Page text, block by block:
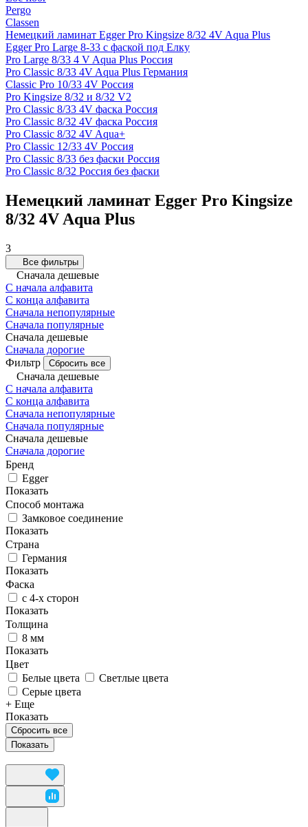
Pergo
Classen
Немецкий ламинат Egger Pro Kingsize 8/32 4V Aqua Plus
Egger Pro Large 8-33 с фаской под Елку
Pro Large 8/33 4 V Aqua Plus Россия
Pro Classic 8/33 4V Aqua Plus Германия
Classic Pro 10/33 4V Россия
Pro Kingsize 8/32 и 8/32 V2
Pro Classic 8/33 4V фаска Россия
Pro Classic 8/32 4V фаска Россия
Pro Classic 8/32 4V Aqua+
Pro Classic 12/33 4V Россия
Pro Classic 8/33 без фаски Россия
Pro Classic 8/32 Россия без фаски
Немецкий ламинат Egger Pro Kingsize
8/32 4V Aqua Plus
3
Все фильтры
Сначала дешевые
С начала алфавита
С конца алфавита
Сначала непопулярные
Сначала популярные
Сначала дешевые
Сначала дорогие
Фильтр
Сбросить все
Сначала дешевые
С начала алфавита
С конца алфавита
Сначала непопулярные
Сначала популярные
Сначала дешевые
Сначала дорогие
Бренд
Egger
Показать
Способ монтажа
Замковое соединение
Показать
Страна
Германия
Показать
Фаска
с 4-х сторон
Показать
Толщина
8 мм
Показать
Цвет
Белые цвета
Светлые цвета
Серые цвета
+ Еще
Показать
Сбросить все